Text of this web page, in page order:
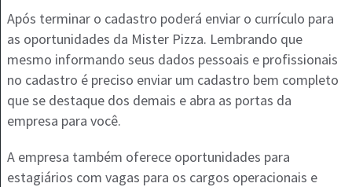
Após terminar o cadastro poderá enviar o currículo para
as oportunidades da Mister Pizza. Lembrando que
mesmo informando seus dados pessoais e profissionais
no cadastro é preciso enviar um cadastro bem completo
que se destaque dos demais e abra as portas da
empresa para você.
A empresa também oferece oportunidades para
estagiários com vagas para os cargos operacionais e